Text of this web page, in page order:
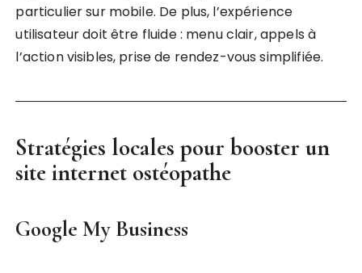
particulier sur mobile. De plus, l’expérience
utilisateur doit être fluide : menu clair, appels à
l’action visibles, prise de rendez-vous simplifiée.
Stratégies locales pour booster un
site internet ostéopathe
Google My Business